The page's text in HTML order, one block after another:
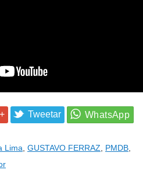
Tweetar
Lima, GUSTAVO FERRAZ, PMDB,